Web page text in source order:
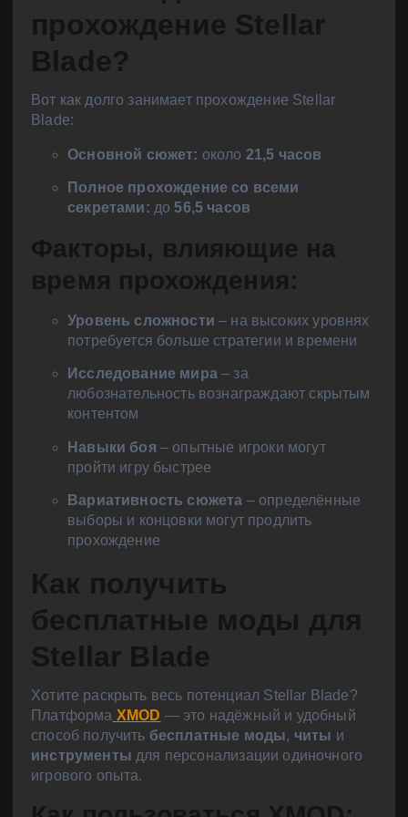
прохождение Stellar
Blade?
Вот как долго занимает прохождение Stellar
Blade:
Основной сюжет: около 21,5 часов
Полное прохождение со всеми
секретами: до 56,5 часов
Факторы, влияющие на
время прохождения:
Уровень сложности – на высоких уровнях
потребуется больше стратегии и времени
Исследование мира– за
любознательность вознаграждают скрытым
контентом
Навыки боя – опытные игроки могут
пройти игру быстрее
Вариативность сюжета – определённые
выборы и концовки могут продлить
прохождение
Как получить
бесплатные моды для
Stellar Blade
Хотите раскрыть весь потенциал Stellar Blade?
Платформа XMOD — это надёжный и удобный
способ получить бесплатные моды, читы и
инструменты для персонализации одиночного
игрового опыта.